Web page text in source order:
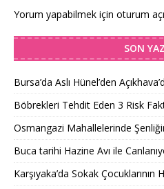
Yorum yapabilmek için oturum
SON
Bursa’da Aslı Hünel’den
Böbrekleri Tehdit Eden 3 Risk
Osmangazi Mahallelerinde
Buca tarihi Hazine Avı ile
Karşıyaka’da Sokak Çocuklarının